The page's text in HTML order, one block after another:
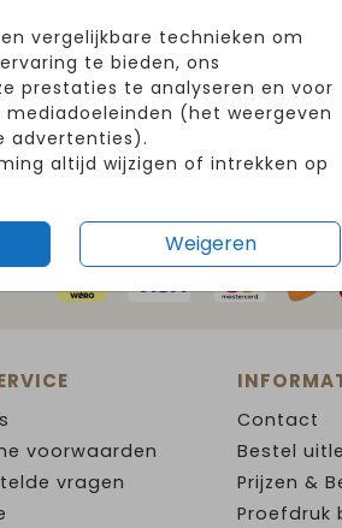
vergelijkbare technieken om
te bieden, ons
prestaties te analyseren en voor
(het weergeven
advertenties).
altijd wijzigen of intrekken op
Weigeren
voorwaarden
vragen
Contact
Bestel
Prijzen &
Proefdruk